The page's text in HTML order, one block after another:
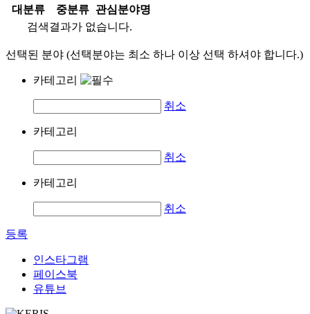
대분류
중분류
관심분야명
검색결과가 없습니다.
선택된 분야 (선택분야는 최소 하나 이상 선택 하셔야 합니다.)
카테고리
취소
카테고리
취소
카테고리
취소
등록
인스타그램
페이스북
유튜브